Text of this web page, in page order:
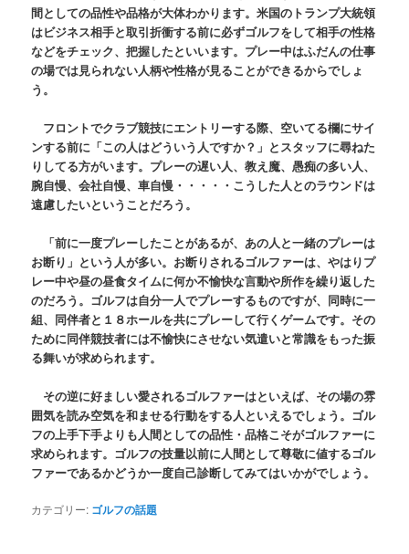
間としての品性や品格が大体わかります。米国のトランプ大統領
はビジネス相手と取引折衝する前に必ずゴルフをして相手の性格
などをチェック、把握したといいます。プレー中はふだんの仕事
の場では見られない人柄や性格が見ることができるからでしょ
う。
フロントでクラブ競技にエントリーする際、空いてる欄にサイ
ンする前に「この人はどういう人ですか？」とスタッフに尋ねた
りしてる方がいます。プレーの遅い人、教え魔、愚痴の多い人、
腕自慢、会社自慢、車自慢・・・・・こうした人とのラウンドは
遠慮したいということだろう。
「前に一度プレーしたことがあるが、あの人と一緒のプレーは
お断り」という人が多い。お断りされるゴルファーは、やはりプ
レー中や昼の昼食タイムに何か不愉快な言動や所作を繰り返した
のだろう。ゴルフは自分一人でプレーするものですが、同時に一
組、同伴者と１８ホールを共にプレーして行くゲームです。その
ために同伴競技者には不愉快にさせない気遣いと常識をもった振
る舞いが求められます。
その逆に好ましい愛されるゴルファーはといえば、その場の雰
囲気を読み空気を和ませる行動をする人といえるでしょう。ゴル
フの上手下手よりも人間としての品性・品格こそがゴルファーに
求められます。ゴルフの技量以前に人間として尊敬に値するゴル
ファーであるかどうか一度自己診断してみてはいかがでしょう。
カテゴリー: ゴルフの話題